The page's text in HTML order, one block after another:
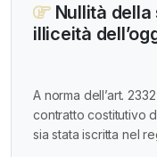
Nullità della
illiceità
A norma dell’art.
contratto costitutivo
sia stata iscritta nel